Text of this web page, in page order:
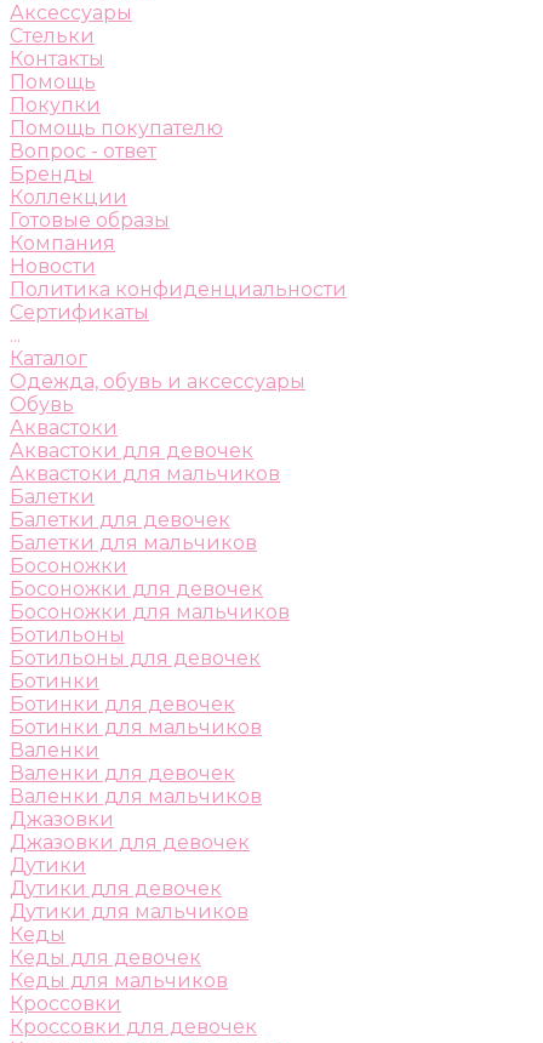
Аксессуары
Стельки
Контакты
Помощь
Покупки
Помощь покупателю
Вопрос - ответ
Бренды
Коллекции
Готовые образы
Компания
Новости
Политика конфиденциальности
Сертификаты
...
Каталог
Одежда, обувь и аксессуары
Обувь
Аквастоки
Аквастоки для девочек
Аквастоки для мальчиков
Балетки
Балетки для девочек
Балетки для мальчиков
Босоножки
Босоножки для девочек
Босоножки для мальчиков
Ботильоны
Ботильоны для девочек
Ботинки
Ботинки для девочек
Ботинки для мальчиков
Валенки
Валенки для девочек
Валенки для мальчиков
Джазовки
Джазовки для девочек
Дутики
Дутики для девочек
Дутики для мальчиков
Кеды
Кеды для девочек
Кеды для мальчиков
Кроссовки
Кроссовки для девочек